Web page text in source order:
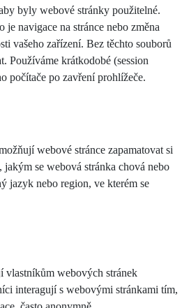
byly webové stránky použitelné.
navigace na stránce nebo změna
vašeho zařízení. Bez těchto souborů
Používáme krátkodobé (session
počítače po zavření prohlížeče.
webové stránce zapamatovat si
se webová stránka chová nebo
jazyk nebo region, ve kterém se
vlastníkům webových stránek
interagují s webovými stránkami tím,